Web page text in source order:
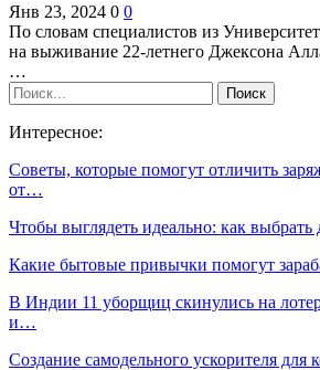
Янв 23, 2024 0 0
По словам специалистов из
на выживание 22-летнего Джексона
…
Интересное:
Советы, которые помогут отличить
от…
Чтобы выглядеть идеально: как
Какие бытовые привычки помогут
В Индии 11 уборщиц скинулись на
и…
Создание самодельного ускорителя для